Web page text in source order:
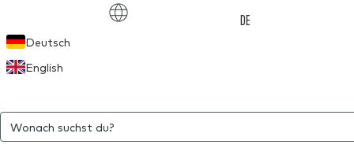
DE
Deutsch
English